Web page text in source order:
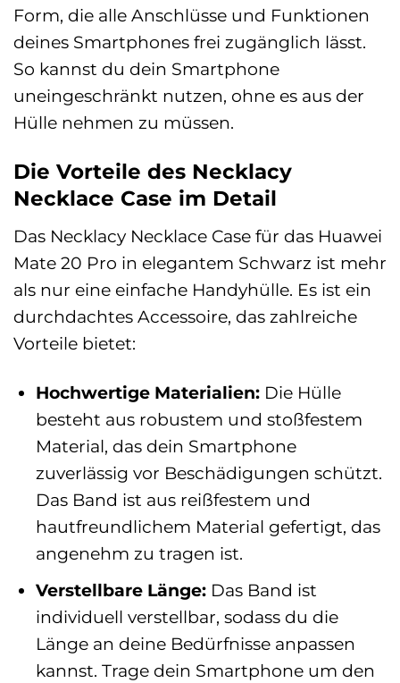
Form, die alle Anschlüsse und Funktionen
deines Smartphones frei zugänglich lässt.
So kannst du dein Smartphone
uneingeschränkt nutzen, ohne es aus der
Hülle nehmen zu müssen.
Die Vorteile des Necklacy
Necklace Case im Detail
Das Necklacy Necklace Case für das Huawei
Mate 20 Pro in elegantem Schwarz ist mehr
als nur eine einfache Handyhülle. Es ist ein
durchdachtes Accessoire, das zahlreiche
Vorteile bietet:
Hochwertige Materialien: Die Hülle
besteht aus robustem und stoßfestem
Material, das dein Smartphone
zuverlässig vor Beschädigungen schützt.
Das Band ist aus reißfestem und
hautfreundlichem Material gefertigt, das
angenehm zu tragen ist.
Verstellbare Länge: Das Band ist
individuell verstellbar, sodass du die
Länge an deine Bedürfnisse anpassen
kannst. Trage dein Smartphone um den